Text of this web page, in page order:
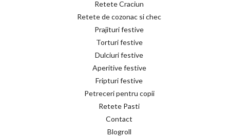
Retete Craciun
Retete de cozonac si chec
Prajituri festive
Torturi festive
Dulciuri festive
Aperitive festive
Fripturi festive
Petreceri pentru copii
Retete Pasti
Contact
Blogroll